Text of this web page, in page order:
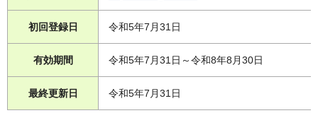
初回登録日 令和5年7月31日
有効期間 令和5年7月31日～令和8年8月30日
最終更新日 令和5年7月31日